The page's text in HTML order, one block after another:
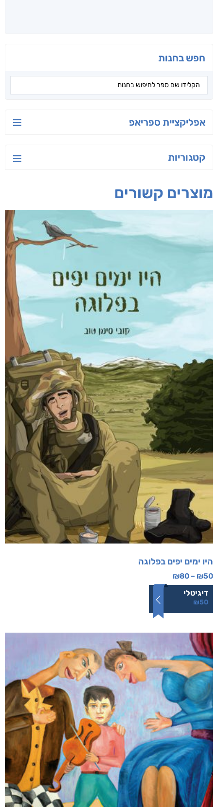
חפש בחנות
אפליקציית ספריאפ
קטגוריות
מוצרים קשורים
היו ימים יפים בפלוגה
₪50
–
₪80
דיגיטלי
₪50